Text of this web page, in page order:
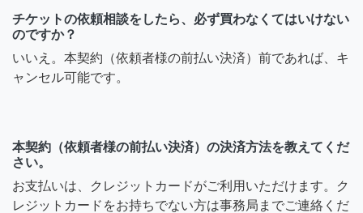
チケットの依頼相談をしたら、必ず買わなくてはいけない
のですか？
いいえ。本契約（依頼者様の前払い決済）前であれば、キ
ャンセル可能です。
本契約（依頼者様の前払い決済）の決済方法を教えてくだ
さい。
お支払いは、クレジットカードがご利用いただけます。ク
レジットカードをお持ちでない方は事務局までご連絡くだ